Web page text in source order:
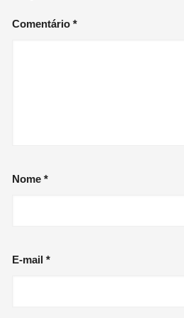
Comentário*
Nome*
E-mail*